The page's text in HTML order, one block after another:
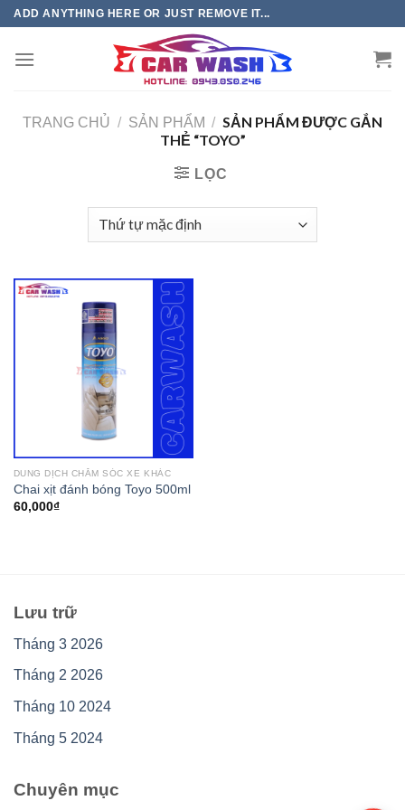
Chuyển
phần
ADD ANYTHING HERE OR JUST REMOVE IT...
TRANG CHỦ / SẢN PHẨM / SẢN PHẨM ĐƯỢC GẮN
THẺ “TOYO”
LỌC
DUNG DỊCH CHĂM SÓC XE KHÁC
Chai xịt đánh bóng Toyo 500ml
60,000₫
Lưu trữ
Tháng 3 2026
Tháng 2 2026
Tháng 10 2024
Tháng 5 2024
Chuyên mục